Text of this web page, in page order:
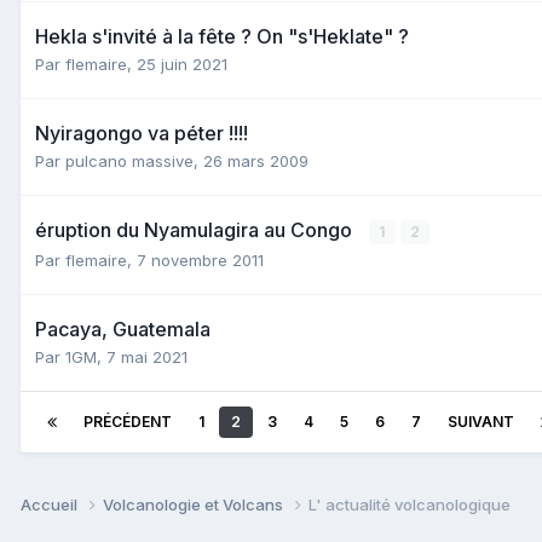
Hekla s'invité à la fête ? On "s'Heklate" ?
Par flemaire, 25 juin 2021
Nyiragongo va péter !!!!
Par pulcano massive, 26 mars 2009
éruption du Nyamulagira au Congo 1 2
Par flemaire, 7 novembre 2011
Pacaya, Guatemala
Par 1GM, 7 mai 2021
PRÉCÉDENT 1 2 3 4 5 6 7 SUIVANT
Accueil Volcanologie et Volcans L' actualité volcanologique